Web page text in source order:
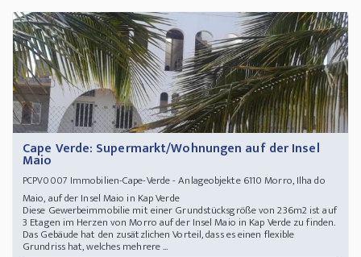
Cape Verde: Supermarkt/Wohnungen auf der Insel
Maio
PCPV0007 Immobilien-Cape-Verde - Anlageobjekte 6110 Morro, Ilha do
Maio, auf der Insel Maio in Kap Verde
Diese Gewerbeimmobilie mit einer Grundstücksgröße von 236m2 ist auf
3 Etagen im Herzen von Morro auf der Insel Maio in Kap Verde zu finden.
Das Gebäude hat den zusätzlichen Vorteil, dass es einen flexible
Grundriss hat, welches mehrere ...